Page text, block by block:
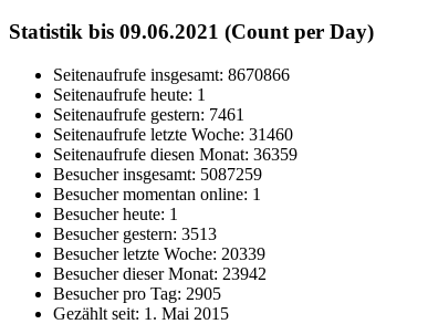
Statistik bis 09.06.2021 (Count per Day)
Seitenaufrufe insgesamt: 8670866
Seitenaufrufe heute: 1
Seitenaufrufe gestern: 7461
Seitenaufrufe letzte Woche: 31460
Seitenaufrufe diesen Monat: 36359
Besucher insgesamt: 5087259
Besucher momentan online: 1
Besucher heute: 1
Besucher gestern: 3513
Besucher letzte Woche: 20339
Besucher dieser Monat: 23942
Besucher pro Tag: 2905
Gezählt seit: 1. Mai 2015